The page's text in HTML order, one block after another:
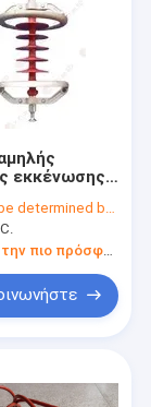
εκκένωσης
για γραμμή
by type and quantity.